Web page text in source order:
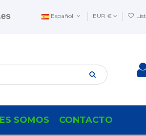
Español EUR €
SOMOS CONTACTO